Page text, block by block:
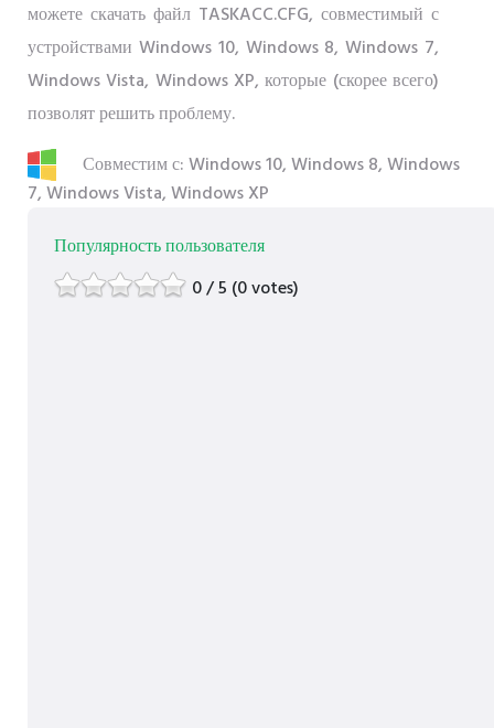
можете скачать файл TASKACC.CFG, совместимый с
устройствами Windows 10, Windows 8, Windows 7,
Windows Vista, Windows XP, которые (скорее всего)
позволят решить проблему.
Совместим с: Windows 10, Windows 8, Windows
7, Windows Vista, Windows XP
Популярность пользователя
0 / 5 (0 votes)